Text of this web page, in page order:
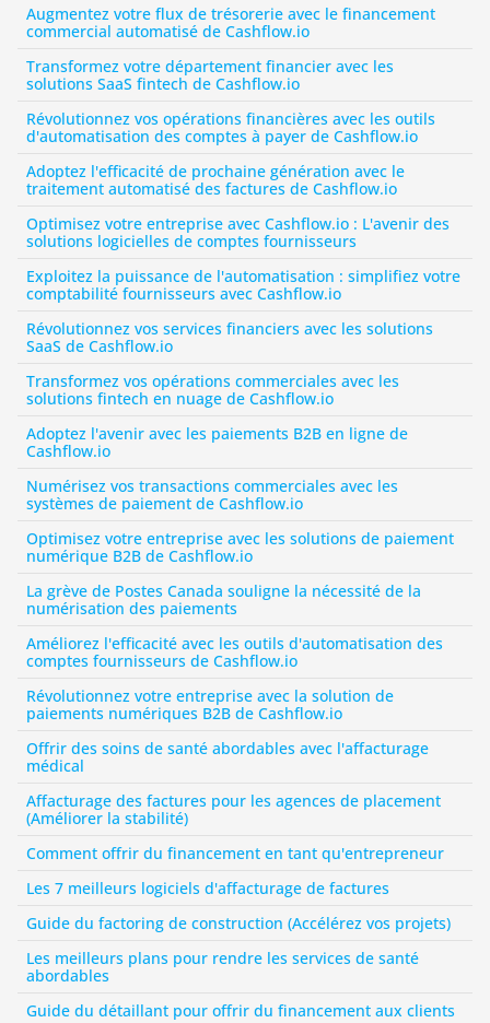
Augmentez votre flux de trésorerie avec le financement
commercial automatisé de Cashflow.io
Transformez votre département financier avec les
solutions SaaS fintech de Cashflow.io
Révolutionnez vos opérations financières avec les outils
d'automatisation des comptes à payer de Cashflow.io
Adoptez l'efficacité de prochaine génération avec le
traitement automatisé des factures de Cashflow.io
Optimisez votre entreprise avec Cashflow.io : L'avenir des
solutions logicielles de comptes fournisseurs
Exploitez la puissance de l'automatisation : simplifiez votre
comptabilité fournisseurs avec Cashflow.io
Révolutionnez vos services financiers avec les solutions
SaaS de Cashflow.io
Transformez vos opérations commerciales avec les
solutions fintech en nuage de Cashflow.io
Adoptez l'avenir avec les paiements B2B en ligne de
Cashflow.io
Numérisez vos transactions commerciales avec les
systèmes de paiement de Cashflow.io
Optimisez votre entreprise avec les solutions de paiement
numérique B2B de Cashflow.io
La grève de Postes Canada souligne la nécessité de la
numérisation des paiements
Améliorez l'efficacité avec les outils d'automatisation des
comptes fournisseurs de Cashflow.io
Révolutionnez votre entreprise avec la solution de
paiements numériques B2B de Cashflow.io
Offrir des soins de santé abordables avec l'affacturage
médical
Affacturage des factures pour les agences de placement
(Améliorer la stabilité)
Comment offrir du financement en tant qu'entrepreneur
Les 7 meilleurs logiciels d'affacturage de factures
Guide du factoring de construction (Accélérez vos projets)
Les meilleurs plans pour rendre les services de santé
abordables
Guide du détaillant pour offrir du financement aux clients